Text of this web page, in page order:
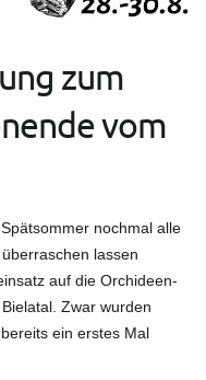
zum
vom
nochmal alle
lassen
auf die Orchideen-
Zwar wurden
ein erstes Mal